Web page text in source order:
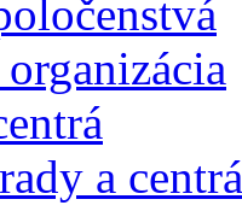
a centrá